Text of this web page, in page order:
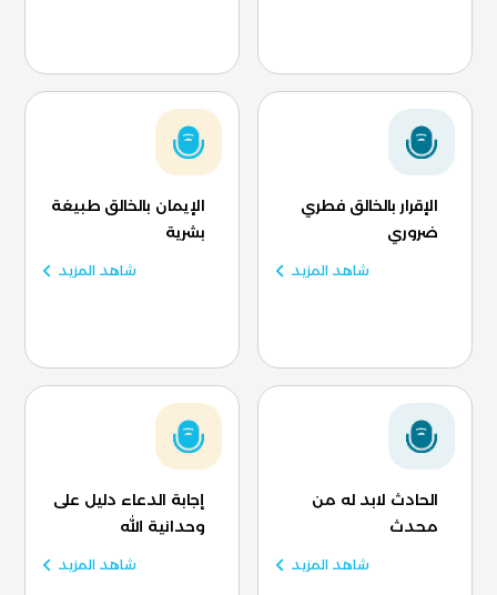
الإقرار بالخالق فطري
ضروري
شاهد المزيد
الإيمان بالخالق طبيغة
بشرية
شاهد المزيد
الحادث لابد له من
محدث
شاهد المزيد
إجابة الدعاء دليل على
وحدانية الله
شاهد المزيد